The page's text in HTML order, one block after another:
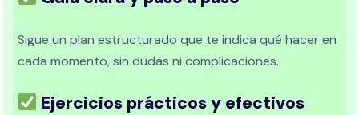
Sigue un plan estructurado que te indica qué hacer en
cada momento, sin dudas ni complicaciones.
Ejercicios prácticos y efectivos